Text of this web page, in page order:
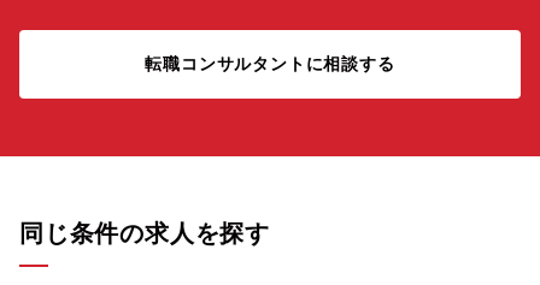
転職コンサルタントに相談する
同じ条件の求人を探す